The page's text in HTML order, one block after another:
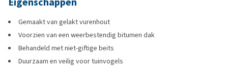
Gemaakt van gelakt vurenhout
Voorzien van een weerbestendig bitumen dak
Behandeld met niet-giftige beits
Duurzaam en veilig voor tuinvogels